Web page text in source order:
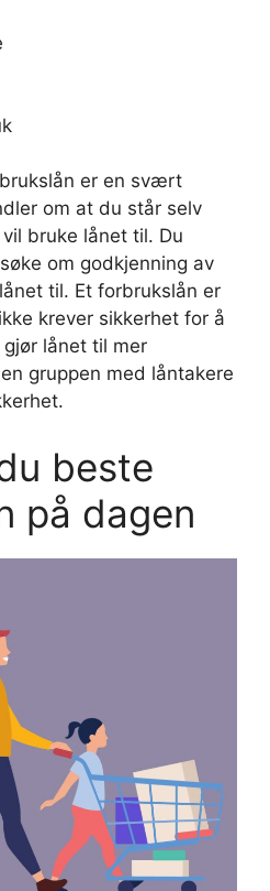
er en svært
om at du står selv
bruke lånet til. Du
om godkjenning av
til. Et forbrukslån er
krever sikkerhet for å
lånet til mer
gruppen med låntakere
beste
på dagen